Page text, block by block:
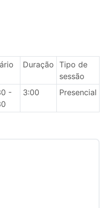
Duração Tipo de
sessão
-
3:00 Presencial